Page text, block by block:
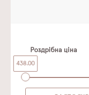
Роздрібна ціна
438.00